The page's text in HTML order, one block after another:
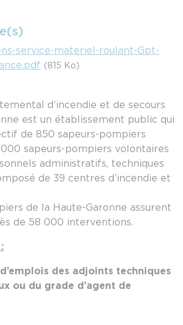
service-materiel-roulant-Gpt-
(815 Ko)
d’incendie et de secours
est un établissement public qui
de 850 sapeurs-pompiers
sapeurs-pompiers volontaires
administratifs, techniques
de 39 centres d’incendie et
de la Haute-Garonne assurent
de 58 000 interventions.
des adjoints techniques
ou du grade d’agent de